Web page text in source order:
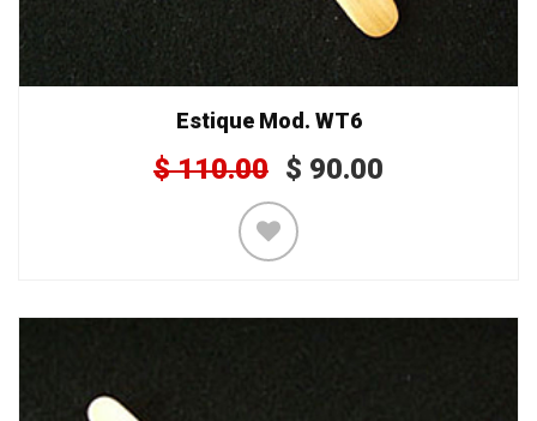
Estique Mod. WT6
$110.00 $ 90.00